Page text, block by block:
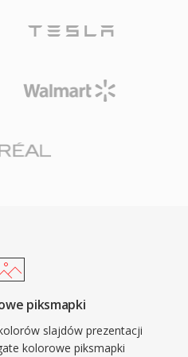
piksmapki
slajdów prezentacji
kolorowe piksmapki